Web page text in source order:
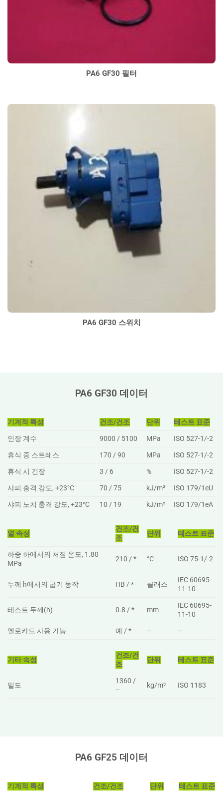
PA6 GF30 필터
PA6 GF30 스위치
PA6 GF30 데이터
기계적 특성 건조/건조 단위
테스트 표준
인장 계수
9000 / 5100 MPa
ISO 527-1/-2
휴식 중 스트레스
170 / 90 MPa
ISO 527-1/-2
휴식 시 긴장
3 / 6 %
ISO 527-1/-2
샤피 충격 강도, +23°C
70 / 75 kJ/m²
ISO 179/1eU
샤피 노치 충격 강도, +23°C
10 / 19 kJ/m² ISO 179/1eA
열 속성
건조/건
조
단위 테스트 표준
하중 하에서의 처짐 온도, 1.80
MPa
210 / * °C ISO 75-1/-2
두께 h에서의 굽기 동작 HB / * 클래스
IEC 60695-
11-10
테스트 두께(h) 0.8 / * mm
IEC 60695-
11-10
옐로카드 사용 가능
예 / * – –
기타 속성
건조/건
조
단위 테스트 표준
밀도
1360 /
–
kg/m³ ISO 1183
PA6 GF25 데이터
기계적 특성 건조/건조 단위 테스트 표준